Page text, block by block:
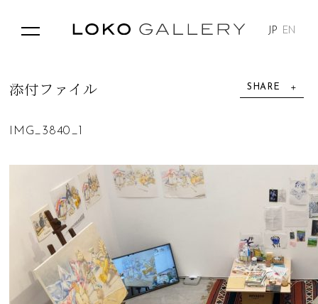
JP EN
SHARE
添付 フ ァ イ ル
IMG_3840_1